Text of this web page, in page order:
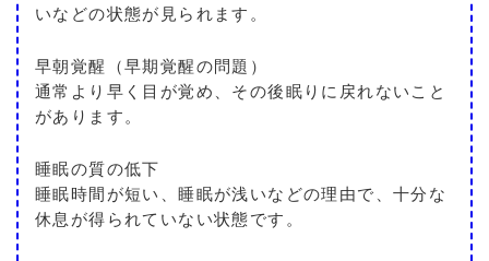
いなどの状態が見られます。
早朝覚醒（早期覚醒の問題）
通常より早く目が覚め、その後眠りに戻れないこと
があります。
睡眠の質の低下
睡眠時間が短い、睡眠が浅いなどの理由で、十分な
休息が得られていない状態です。